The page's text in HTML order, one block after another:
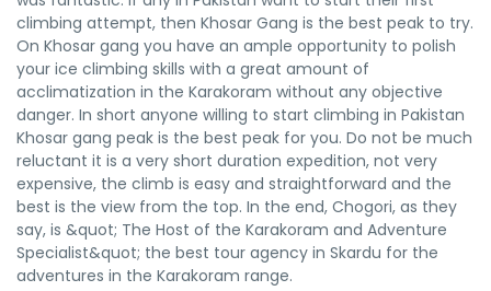
climbing attempt, then Khosar Gang is the best peak to try.
On Khosar gang you have an ample opportunity to polish
your ice climbing skills with a great amount of
acclimatization in the Karakoram without any objective
danger. In short anyone willing to start climbing in Pakistan
Khosar gang peak is the best peak for you. Do not be much
reluctant it is a very short duration expedition, not very
expensive, the climb is easy and straightforward and the
best is the view from the top. In the end, Chogori, as they
say, is &quot; The Host of the Karakoram and Adventure
Specialist&quot; the best tour agency in Skardu for the
adventures in the Karakoram range.